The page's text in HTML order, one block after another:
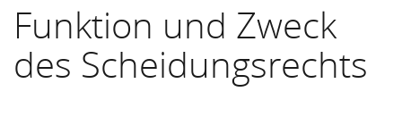
Funktion und Zweck
des Scheidungsrechts